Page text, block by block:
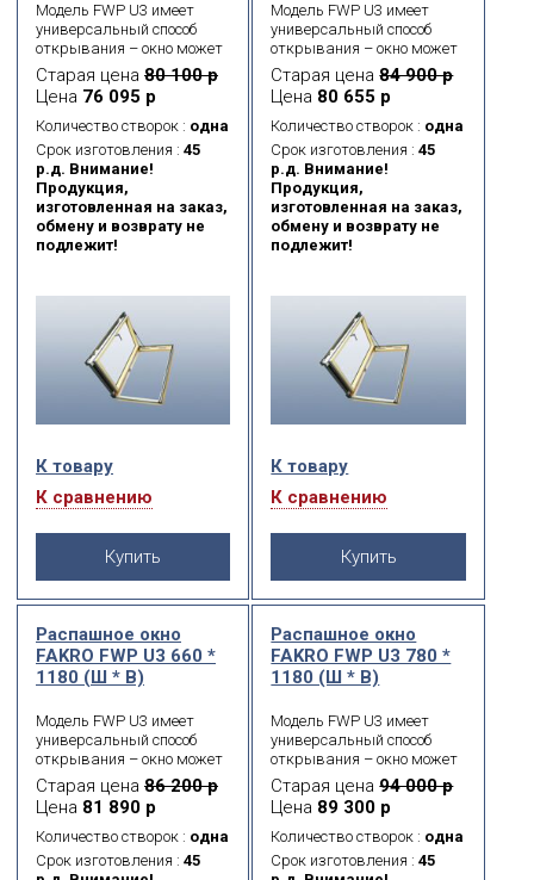
Модель FWP U3 имеет
универсальный способ
открывания – окно может
открываться как вправо,
так и влево, благодаря
специальным петлям,
которые можно
установить во время
монтажа окна на любую
из сторон. Удобная ручка,
расположенная в середине
бокового элемента оконной
створки, позволяет легко
открывать-закрывать
положениях
проветривания.
Старая цена 80 100 р
Цена 76 095 р
Количество створок : одна
Срок изготовления : 45
р.д. Внимание!
Продукция,
изготовленная на заказ,
обмену и возврату не
подлежит!
К товару
К сравнению
Купить
Модель FWP U3 имеет
универсальный способ
открывания – окно может
открываться как вправо,
так и влево, благодаря
специальным петлям,
которые можно
установить во время
монтажа окна на любую
из сторон. Удобная ручка,
расположенная в середине
бокового элемента оконной
створки, позволяет легко
открывать-закрывать
положениях
проветривания.
Старая цена84 900 р
Цена 80 655 р
Количество створок : одна
Срок изготовления :45
р.д. Внимание!
Продукция,
изготовленная на заказ,
обмену и возврату не
подлежит!
К товару
К сравнению
Купить
Распашное окно
FAKRO FWP U3 660 *
1180 (Ш * В)
Модель FWP U3 имеет
универсальный способ
открывания – окно может
открываться как вправо,
так и влево, благодаря
специальным петлям,
которые можно
установить во время
монтажа окна на любую
Старая цена 86 200 р
Цена 81 890 р
Количество створок : одна
Срок изготовления : 45
Распашное окно
FAKRO FWP U3 780 *
1180 (Ш * В)
Модель FWP U3 имеет
универсальный способ
открывания – окно может
открываться как вправо,
так и влево, благодаря
специальным петлям,
которые можно
установить во время
монтажа окна на любую
Старая цена94 000 р
Цена 89 300 р
Количество створок : одна
Срок изготовления :45